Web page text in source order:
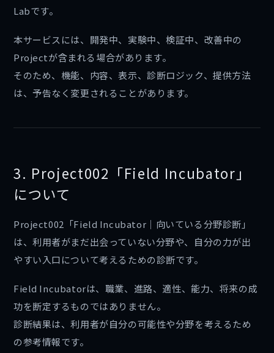
Labです。
本サービスには、開発中、実験中、検証中、改善中の
Projectが含まれる場合があります。
そのため、機能、内容、表示、診断ロジック、提供方法
は、予告なく変更されることがあります。
3. Project002「Field Incubator」
について
Project002「Field Incubator｜向いている分野診断」
は、利用者がまだ出会っていない分野や、自分の力が出
やすい入口について考えるための診断です。
Field Incubatorは、職業、進路、適性、能力、将来の成
功を断定するものではありません。
診断結果は、利用者が自分の可能性や分野を考えるため
の参考情報です。